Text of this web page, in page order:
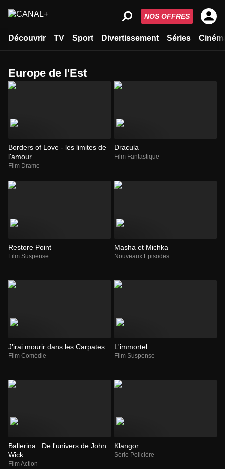
Découvrir TV Sport Divertissement Séries
NOS OFFRES
Europe de l'Est
Borders of Love - les limites de
l'amour
Film Drame
Dracula
Film Fantastique
Restore Point
Film Suspense
Masha et Michka
Nouveaux Episodes
J'irai mourir dans les Carpates
Film Comédie
L'immortel
Film Suspense
Ballerina : De l'univers de John
Wick
Film Action
Klangor
Série Policière